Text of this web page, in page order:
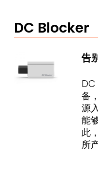
DC Blocker
告
DC
备
源
能
此
所